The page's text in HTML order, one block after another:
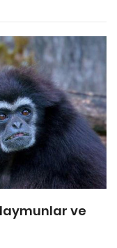
ve